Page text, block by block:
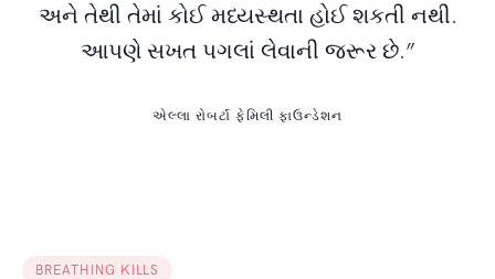
અને તેથી તેમાં કોઈ મધ્યસ્થતા હોઈ શકતી નથી.
આપણે સખત પગલાં લેવાની જરૂર છે.”
એલ્લા રોબર્ટા ફેમિલી ફાઉન્ડેશન
BREATHING KILLS